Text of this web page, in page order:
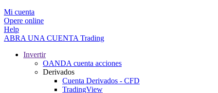
Mi cuenta
Opere online
Help
ABRA UNA CUENTA Trading
Invertir
OANDA cuenta acciones
Derivados
Cuenta Derivados - CFD
TradingView